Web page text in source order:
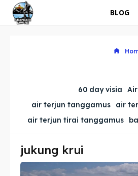
BLOG
60 day visia
air terjun tanggamus
air
air terjun tirai tanggamus
jukung krui